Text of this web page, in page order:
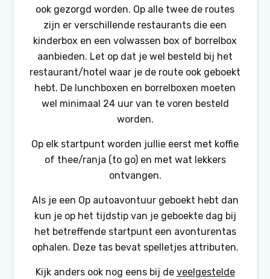
ook gezorgd worden. Op alle twee de routes
zijn er verschillende restaurants die een
kinderbox en een volwassen box of borrelbox
aanbieden. Let op dat je wel besteld bij het
restaurant/hotel waar je de route ook geboekt
hebt. De lunchboxen en borrelboxen moeten
wel minimaal 24 uur van te voren besteld
worden.
Op elk startpunt worden jullie eerst met koffie
of thee/ranja (to go) en met wat lekkers
ontvangen.
Als je een Op autoavontuur geboekt hebt dan
kun je op het tijdstip van je geboekte dag bij
het betreffende startpunt een avonturentas
ophalen. Deze tas bevat spelletjes attributen.
Kijk anders ook nog eens bij de veelgestelde